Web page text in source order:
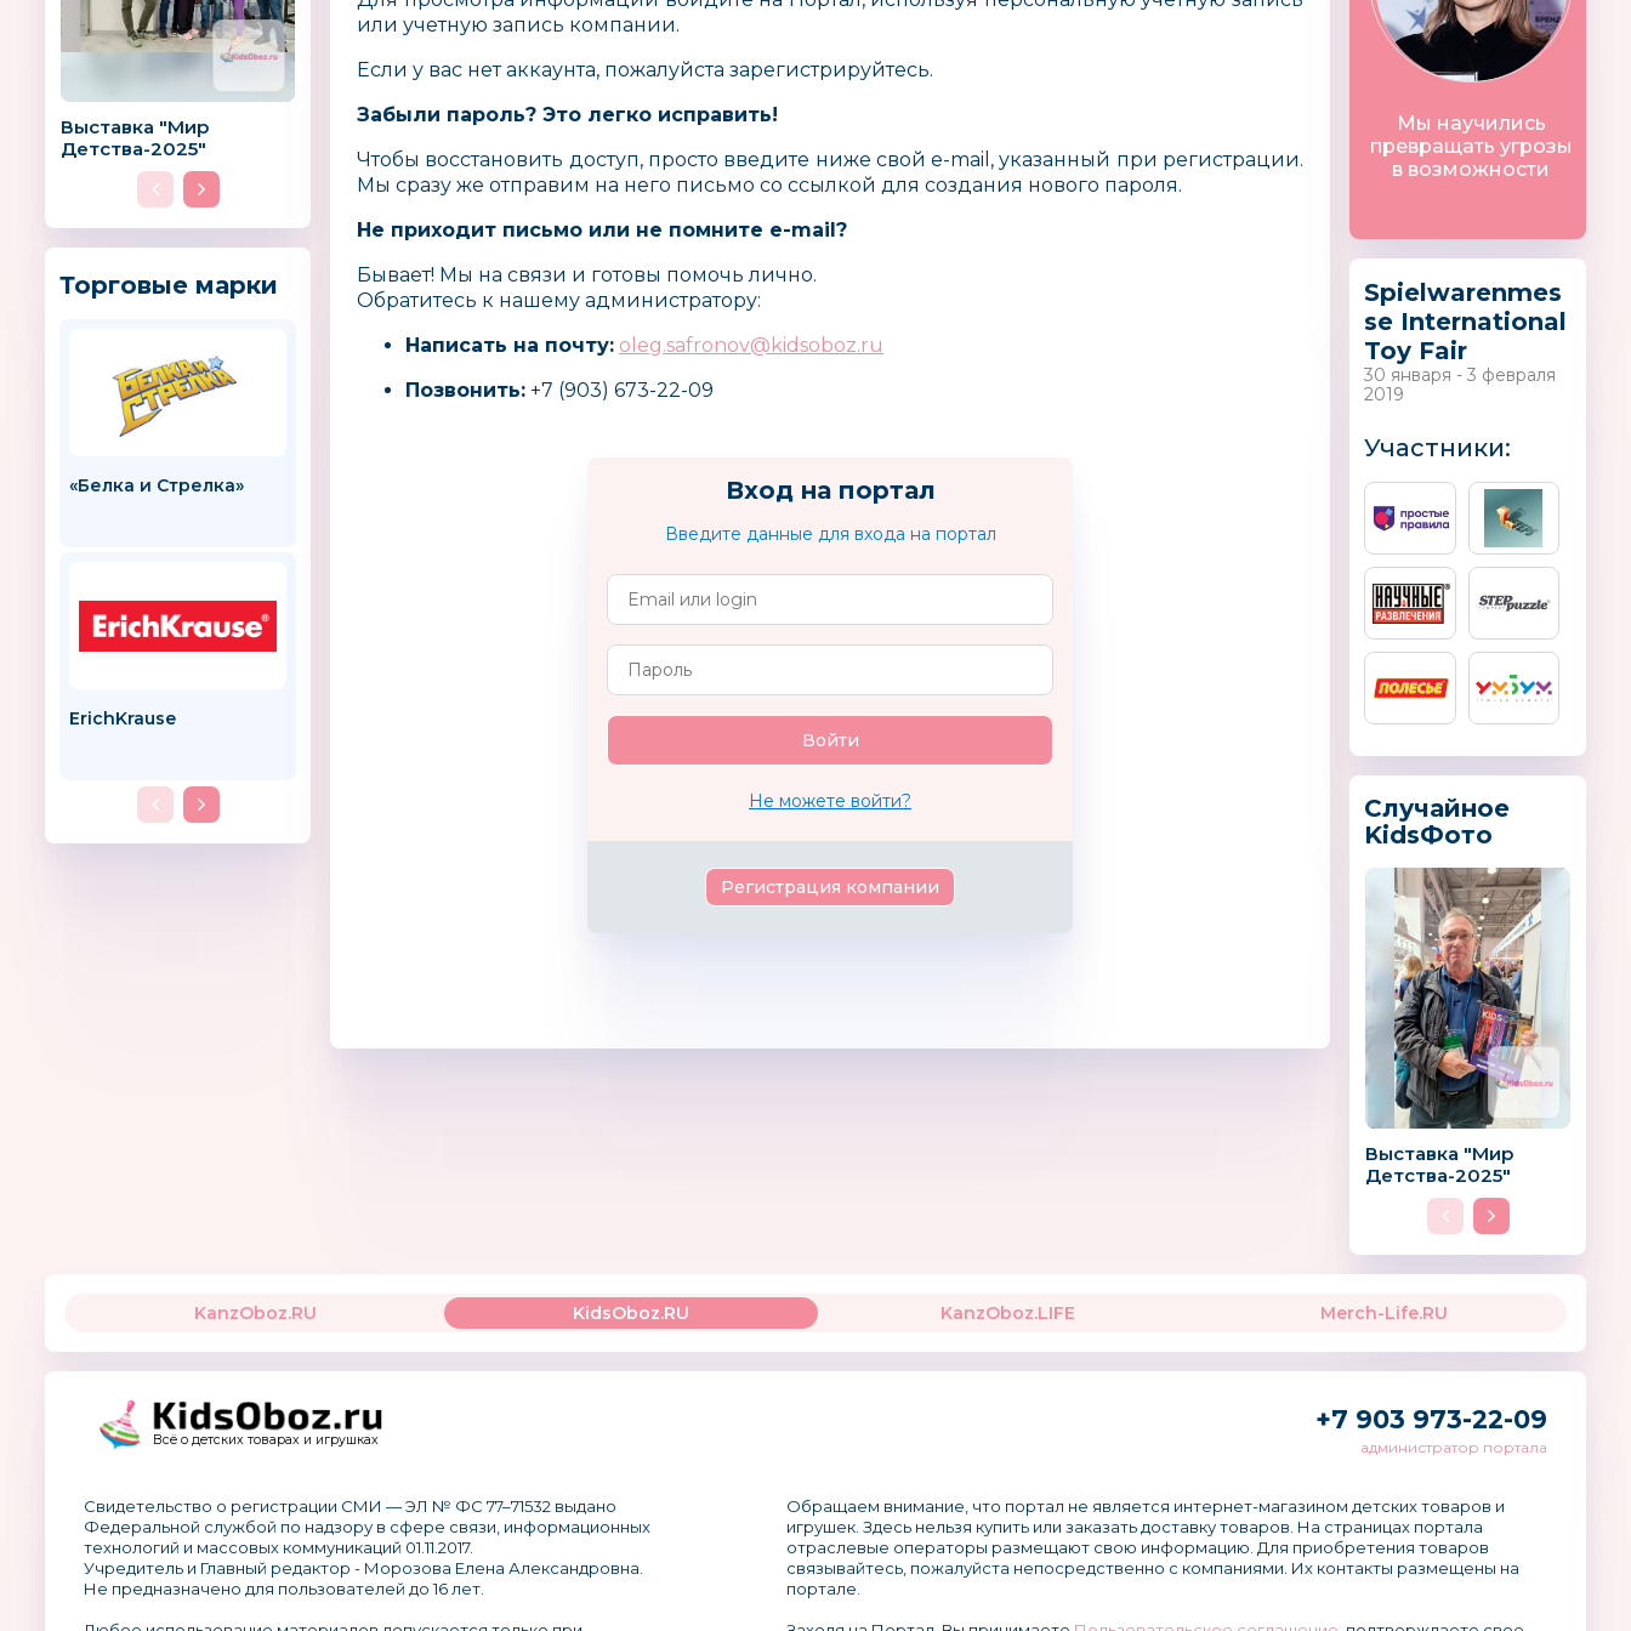
Выставка "Мир
Детства-2025"
Торговые марки
«Белка и Стрелка»
ErichKrause ZLATEK
Rainbow Loom
(Рэйнбоу Лум)
EUROFIELD
Супер Профессор
KIWY
UM military
или учетную запись компании.
Если у вас нет аккаунта, пожалуйста зарегистрируйтесь.
Забыли пароль? Это легко исправить!
Чтобы восстановить доступ, просто введите ниже свой e-mail, указанный при регистрации.
Мы сразу же отправим на него письмо со ссылкой для создания нового пароля.
Не приходит письмо или не помните e-mail?
Бывает! Мы на связи и готовы помочь лично.
Обратитесь к нашему администратору:
Написать на почту: oleg.safronov@kidsoboz.ru
Позвонить: +7 (903) 673-22-09
Вход на портал
Введите данные для входа на портал
Не можете войти?
Регистрация компании
Мы научились
превращать угрозы
в возможности
Spielwarenmes
se International
Toy Fair
30 января - 3 февраля
2019
Участники:
Случайное
KidsФото
Выставка "Мир
Детства-2025"
KanzOboz.RU KidsOboz.RU KanzOboz.LIFE Merch-Life.RU
Всё о детских товарах и игрушках
+7 903 973-22-09
администратор портала
Свидетельство о регистрации СМИ — ЭЛ № ФС 77–71532 выдано
Федеральной службой по надзору в сфере связи, информационных
технологий и массовых коммуникаций 01.11.2017.
Учредитель и Главный редактор - Морозова Елена Александровна.
Не предназначено для пользователей до 16 лет.
Обращаем внимание, что портал не является интернет-магазином детских товаров и
игрушек. Здесь нельзя купить или заказать доставку товаров. На страницах портала
отраслевые операторы размещают свою информацию. Для приобретения товаров
связывайтесь, пожалуйста непосредственно с компаниями. Их контакты размещены на
портале.